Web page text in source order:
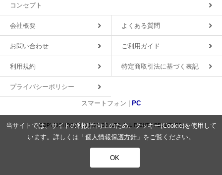
コンセプト
会社概要 よくある質問
お問い合わせ ご利用ガイド
利用規約 特定商取引法に基づく表記
プライバシーポリシー
スマートフォン | PC
COPYRIGHT(C)2018 MDS CO.,LTD. ALL RIGHTS RESERVED.
当サイトでは、サイトの利便性向上のため、クッキー(Cookie)を使用して
います。詳しくは「 個人情報保護方針 」をご覧ください。
OK